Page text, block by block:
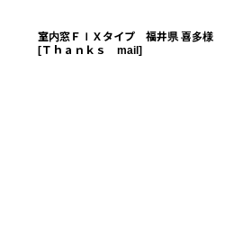
室内窓ＦＩＸタイプ 福井県 喜多様
[Ｔｈａｎｋｓ mail ]